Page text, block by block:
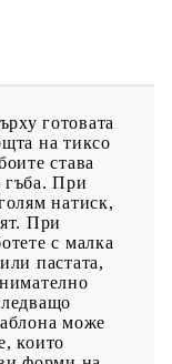
готовата
на тиксо
става
гъба. При
натиск,
При
с малка
пастата,
може
които